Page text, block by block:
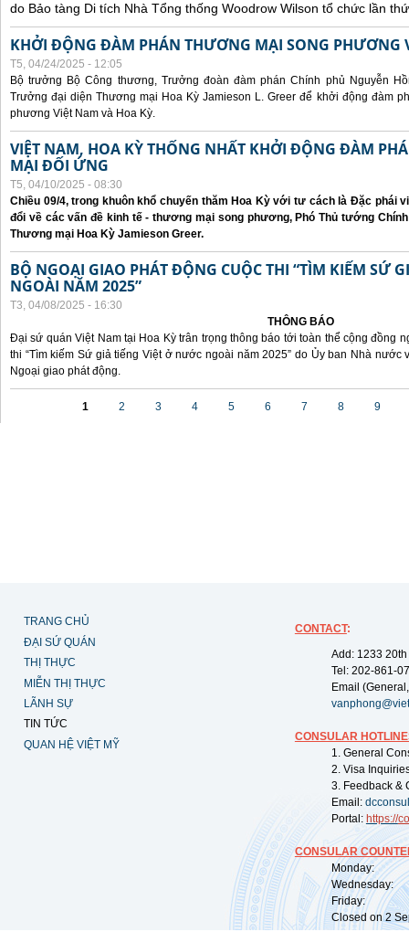
do Bảo tàng Di tích Nhà Tổng thống Woodrow Wilson tổ chức lần
KHỞI ĐỘNG ĐÀM PHÁN THƯƠNG MẠI SONG PHƯƠNG
T5, 04/24/2025 - 12:05
Bộ trưởng Bộ Công thương, Trưởng đoàn đàm phán Chính phủ Nguyễn
Trưởng đại diện Thương mại Hoa Kỳ Jamieson L. Greer để khởi động đàm
phương Việt Nam và Hoa Kỳ.
VIỆT NAM, HOA KỲ THỐNG NHẤT KHỞI ĐỘNG ĐÀM
MẠI ĐỐI ỨNG
T5, 04/10/2025 - 08:30
Chiều 09/4, trong khuôn khổ chuyến thăm Hoa Kỳ với tư cách là Đặc phái
đổi về các vấn đề kinh tế - thương mại song phương, Phó Thủ tướng
Thương mại Hoa Kỳ Jamieson Greer.
BỘ NGOẠI GIAO PHÁT ĐỘNG CUỘC THI “TÌM KIẾM SỨ
NGOÀI NĂM 2025”
T3, 04/08/2025 - 16:30
THÔNG BÁO
Đại sứ quán Việt Nam tại Hoa Kỳ trân trọng thông báo tới toàn thể cộng đồng
thi “Tìm kiếm Sứ giả tiếng Việt ở nước ngoài năm 2025” do Ủy ban Nhà
Ngoại giao phát động.
1 2 3 4 5 6 7 8 9
TRANG CHỦ
ĐẠI SỨ QUÁN
THỊ THỰC
MIỄN THỊ THỰC
LÃNH SỰ
TIN TỨC
QUAN HỆ VIỆT MỸ
CONTACT:
Add: 1233
Tel: 202-861-
Email
CONSULAR
1. General
2. Visa
3. Feedback &
Email:
Portal: https://
CONSULAR
Monday:
Wednesday:
Friday:
Closed on 2